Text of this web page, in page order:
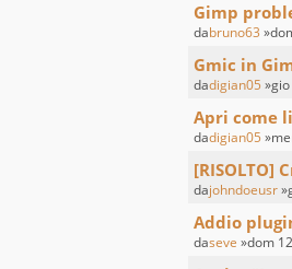
Gimp
dabruno63
Gmic in
dadigian05
Apri come
dadigian05
[RISOLTO]
dajohndoeusr
Addio
daseve »dom